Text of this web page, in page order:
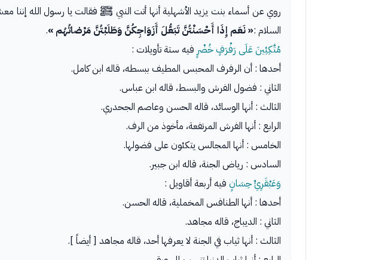
روي عن أسماء بنت يزيد الأشهلية أنها أتت النبي ﷺ فقالت يا رسول الله إننا
السلام :« نَعَم إِذَا أَحْسَنْتُنَّ تَبَعُّلَ أَزَوَاجِكُنَّ وَطَلَبْتُنَّ مَرْضاتُهُم ».
مُتَّكِئِينَ عَلَى رَفْرَفٍ خُضْرٍ فيه ستة تأويلات :
أحدها : أن الرفرف المحبس المطيف ببسطه، قاله ابن كامل.
الثاني : فضول الفرش والبسط، قاله ابن عباس.
الثالث : أنها الوسائد، قاله الحسن وعاصم الجحدري.
الرابع : أنها الفرش المرتفعة، مأخوذ من الرف.
الخامس : أنها المجالس يتكئون على فضولها.
السادس : رياض الجنة، قاله ابن جبير.
وَعَبْقَرِيٍّ حِسَانٍ فيه أربعة أقاويل :
أحدها : أنها الطنافس المخملية، قاله الحسن.
الثاني : الديباج، قاله مجاهد.
الثالث : أنها ثياب في الجنة لا يعرفها أحد، قاله مجاهد [ أيضاً ].